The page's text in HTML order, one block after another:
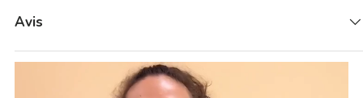
Avis